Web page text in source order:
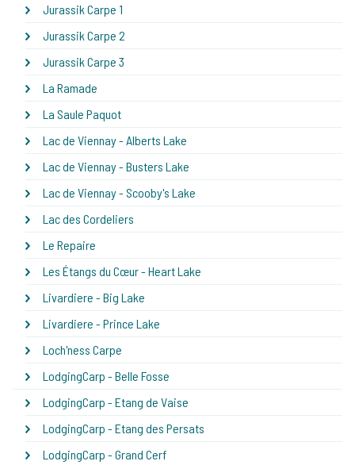
Jurassik Carpe 1
Jurassik Carpe 2
Jurassik Carpe 3
La Ramade
La Saule Paquot
Lac de Viennay - Alberts Lake
Lac de Viennay - Busters Lake
Lac de Viennay - Scooby's Lake
Lac des Cordeliers
Le Repaire
Les Étangs du Cœur - Heart Lake
Livardiere - Big Lake
Livardiere - Prince Lake
Loch'ness Carpe
LodgingCarp - Belle Fosse
LodgingCarp - Etang de Vaise
LodgingCarp - Etang des Persats
LodgingCarp - Grand Cerf